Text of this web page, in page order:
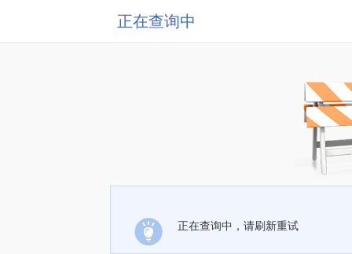
正在查询中
正在查询中，请刷新重试